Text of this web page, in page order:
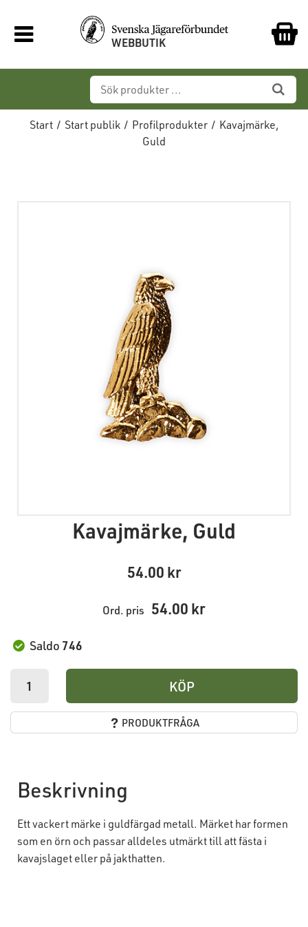
WEBBUTIK
Start / Start publik / Profilprodukter / Kavajmärke,
Guld
Kavajmärke, Guld
54.00
Ord. pris 54.00
Saldo 746
PRODUKTFRÅGA
KÖP
Beskrivning
Ett vackert märke i guldfärgad metall. Märket har formen
som en örn och passar alldeles utmärkt till att fästa i
kavajslaget eller på jakthatten.